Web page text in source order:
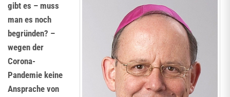
gibt es – muss
man es noch
begründen? –
wegen der
Corona-
Pandemie keine
Ansprache von